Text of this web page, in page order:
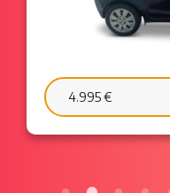
6.595 €